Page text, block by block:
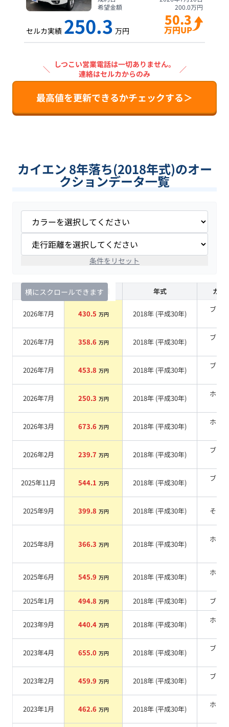
希望金額
200.0万円
セルカ実績 250.3 万円
50.3
万円UP
＼ しつこい営業電話は一切ありません。
連絡はセルカからのみ
／
最高値を更新できるかチェックする＞
カイエン 8年落ち(2018年式)のオー
クションデータ一覧
条件をリセット
横にスクロールできます
査定時期 セルカ実績 年式 カラ
2026年7月 430.5 万円 2018年 (平成30年)
ブラ
2026年7月 358.6 万円 2018年 (平成30年)
ブラ
2026年7月 453.8 万円 2018年 (平成30年)
ブラ
2026年7月 250.3 万円 2018年 (平成30年)
ホワ
2026年3月 673.6 万円 2018年 (平成30年)
ホワ
2026年2月 239.7 万円 2018年 (平成30年)
ブラ
2025年11月 544.1 万円 2018年 (平成30年)
ブラ
2025年9月 399.8 万円 2018年 (平成30年) その他
2025年8月 366.3 万円 2018年 (平成30年)
ホワ
2025年6月 545.9 万円 2018年 (平成30年)
ホワ
2025年1月
494.8 万円 2018年 (平成30年) ブルー
2023年9月 440.4 万円 2018年 (平成30年)
ホワ
2023年4月 655.0 万円 2018年 (平成30年)
ブラ
2023年2月 459.9 万円 2018年 (平成30年)
ブラ
2023年1月 462.6 万円 2018年 (平成30年)
ホワ